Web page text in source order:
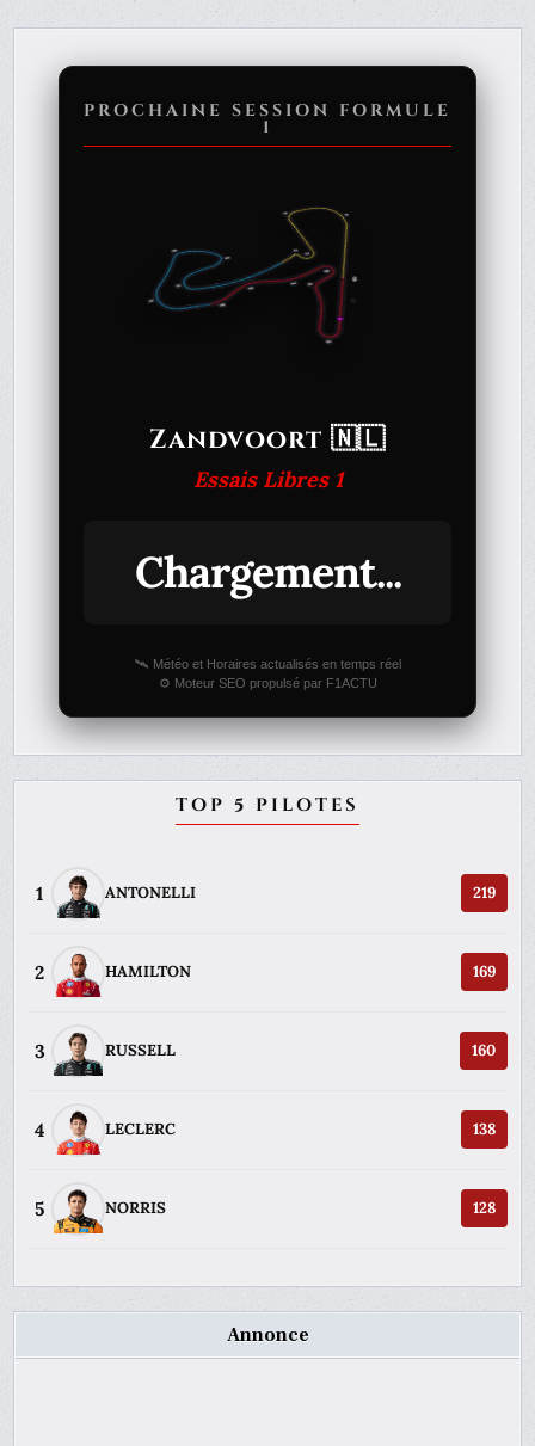
PROCHAINE SESSION FORMULE
1
Zandvoort 🇳🇱
Essais Libres 1
Chargement...
🛰️ Météo et Horaires actualisés en temps réel
⚙️ Moteur SEO propulsé par F1ACTU
TOP 5 PILOTES
1 ANTONELLI 219
2 HAMILTON 169
3 RUSSELL 160
4 LECLERC 138
5 NORRIS 128
Annonce